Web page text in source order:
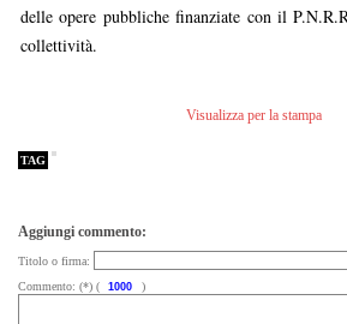
delle opere pubbliche finanziate con il
collettività.
Visualizza per la stampa
TAG
Aggiungi commento:
Titolo o firma:
Commento: (*) (
)